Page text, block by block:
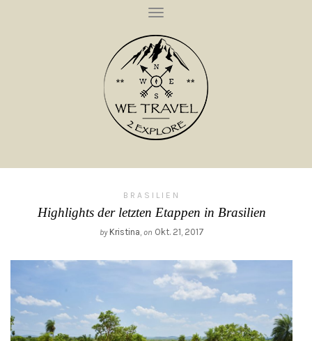
T
G
G
L
E
N
A
V
I
A
O
BRASILIEN
Highlights der letzten Etappen in Brasilien
by Kristina, on Okt. 21, 2017